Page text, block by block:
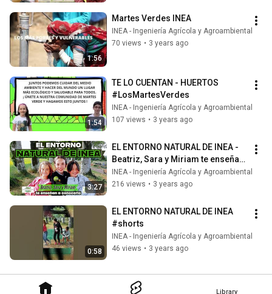
Library
1:56
Martes Verdes INEA
INEA - Ingeniería Agrícola y Agroambiental
70 views • 3 years ago
1:54
TE LO CUENTAN - HUERTOS
#LosMartesVerdes
INEA - Ingeniería Agrícola y Agroambiental
107 views • 3 years ago
3:27
EL ENTORNO NATURAL DE INEA -
Beatriz, Sara y Miriam te enseñan
a conocerlo
INEA - Ingeniería Agrícola y Agroambiental
216 views • 3 years ago
0:58
EL ENTORNO NATURAL DE INEA
#shorts
INEA - Ingeniería Agrícola y Agroambiental
46 views • 3 years ago